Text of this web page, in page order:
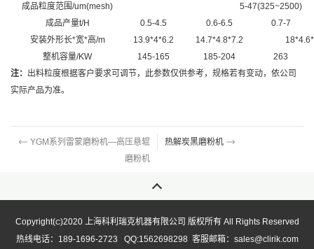
成品粒度范围/um(mesh)
5-47(325~2500)
成品产量t/H
0.5-4.5 0.6-6.5
0.7-7
安装外形长*宽*高/m
13.9*4*6.2 14.7*4.8*7.2
整机容量/KW
145-165 185-204
263
注： 出料粒度根据客户要求可调节，此参数仅供参考，规格若有变动，依公司
实际产品为准。
YGM系列雷蒙磨粉机—高压悬辊
磨粉机
热解炭黑磨粉机
Copyright(C)2020 上海科利瑞克机器有限公司 版权所有 All Rights Reserved
热线电话：189-1696-2723 QQ:1562698298 客服邮箱：sales@clirik.com